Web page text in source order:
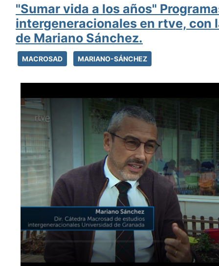
"Sumar vida a los años"
intergeneracionales en rtve, con
de Mariano Sánchez.
MACROSAD MARIANO-SÁNCHEZ